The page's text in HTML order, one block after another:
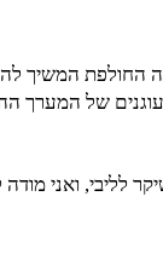
המשיך
של המערך
לליבי, ואני